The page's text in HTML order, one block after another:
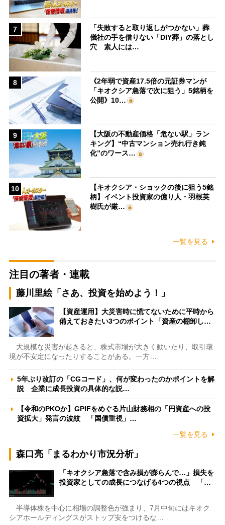
7
「失敗すると取り返しがつかない」葬
儀社の手を借りない「DIY葬」の落とし
穴 素人には…
8
《2年弱で資産17.5倍の元証券マンが
「キオクシア急落で次に狙う」5銘柄を
公開》10…
9
【大阪の不動産価格「危ない駅」ラン
キング】“中古マンション売れ行き鈍
化”のワース…
10
【キオクシア・ショックの後に狙う5銘
柄】イベント投資家の億り人・羽根英
樹氏が厳…
一覧を見る
注目の著者・連載
藤川里絵「さあ、投資を始めよう！」
【資産運用】大災害時に慌てないために平時から
備えておきたい3つのポイント「資産の棚卸し…
大規模な災害が起きると、株式市場が大きく動いたり、取引環
境が不安定になったりすることがある。一方…
5年ぶり改訂の「CGコード」、何が変わったのかポイントを解
説 企業に成長投資の具体的な説…
【令和のPKOか】GPIFをめぐる片山財務相の「円資産への投
資拡大」発言の波紋 「国債重視」…
一覧を見る
森口亮「まるわかり市況分析」
「キオクシア急落で含み損が膨らんで…」損失を
投資家としての成長につなげる4つの視点 「…
半導体株を中心に相場の調整色が強まり、7月中旬にはキオク
シアホールディングスがストップ安をつけるな…